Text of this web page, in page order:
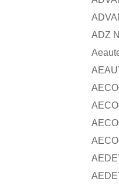
ADZ
AECO
AECO
AECO
AECO